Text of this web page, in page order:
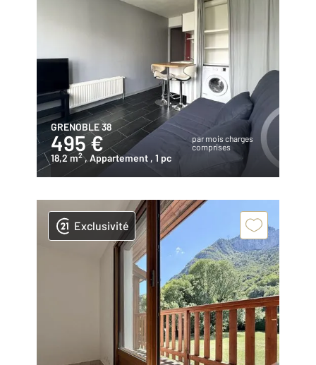
GRENOBLE 38
495 €
par mois charges
comprises
18,2 m2 , Appartement , 1 pc
Exclusivité